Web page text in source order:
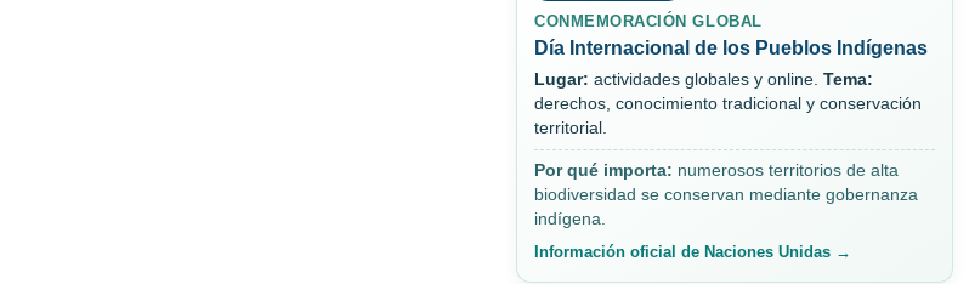
CONMEMORACIÓN GLOBAL
Día Internacional de los Pueblos Indígenas
Lugar: actividades globales y online. Tema:
derechos, conocimiento tradicional y conservación
territorial.
Por qué importa: numerosos territorios de alta
biodiversidad se conservan mediante gobernanza
indígena.
Información oficial de Naciones Unidas →